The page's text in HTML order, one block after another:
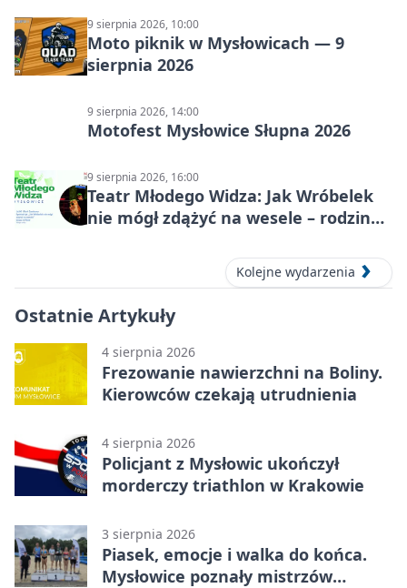
9 sierpnia 2026, 10:00
Moto piknik w Mysłowicach — 9
sierpnia 2026
9 sierpnia 2026, 14:00
Motofest Mysłowice Słupna 2026
9 sierpnia 2026, 16:00
Teatr Młodego Widza: Jak Wróbelek
nie mógł zdążyć na wesele – rodzinny
Kolejne wydarzenia
Ostatnie Artykuły
4 sierpnia 2026
Frezowanie nawierzchni na Boliny.
Kierowców czekają utrudnienia
4 sierpnia 2026
Policjant z Mysłowic ukończył
morderczy triathlon w Krakowie
3 sierpnia 2026
Piasek, emocje i walka do końca.
Mysłowice poznały mistrzów